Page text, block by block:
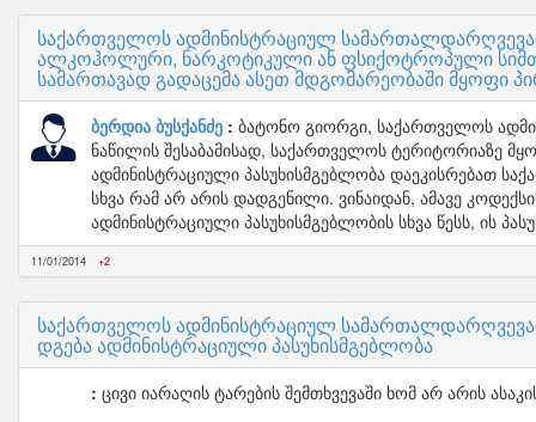
საქართველოს ადმინისტრაციულ
ალკოჰოლური, ნარკოტიკული ან ფსიქოტროპული
სამართავად გადაცემა ასეთ მდგომარეობაში მყოფი
ბერდია ბუსქანძე
ბატონო გიორგი, საქართველოს
ნაწილის შესაბამისად, საქართველოს ტერიტორიაზე
ადმინისტრაციული პასუხისმგებლობა დაეკისრებათ
სხვა რამ არ არის დადგენილი. ვინაიდან, ამავე
ადმინისტრაციული პასუხისმგებლობის სხვა წესს, ის
11/01/2014 +2
საქართველოს ადმინისტრაციულ
დგება ადმინისტრაციული პასუხისმგებლობა
ცივი იარაღის ტარების შემთხვევაში ხომ არ არის